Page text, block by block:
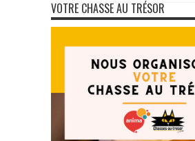
VOTRE CHASSE AU TRÉSOR